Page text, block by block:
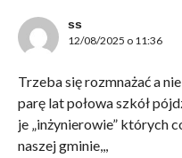
ss
12/08/2025 o 11:36
Trzeba się rozmnażać a
parę lat połowa szkół
je „inżynierowie” których
naszej gminie,,,